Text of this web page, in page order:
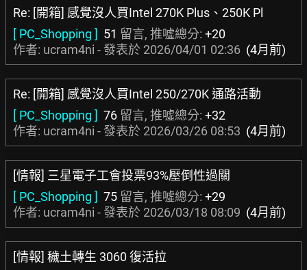
Re: [開箱] 感覺沒人買Intel 270K Plus、250K Pl
[ PC_Shopping ] 51 留言, 推噓總分: +20
作者: ucram4ni - 發表於 2026/04/01 02:36 (4月前)
Re: [開箱] 感覺沒人買Intel 250/270K 通路活動
[ PC_Shopping ] 76 留言, 推噓總分: +32
作者: ucram4ni - 發表於 2026/03/26 08:53 (4月前)
[情報] 三星電子工會投票93%壓倒性過關
[ PC_Shopping ] 75 留言, 推噓總分: +29
作者: ucram4ni - 發表於 2026/03/18 08:09 (4月前)
[情報] 穢土轉生 3060 復活拉